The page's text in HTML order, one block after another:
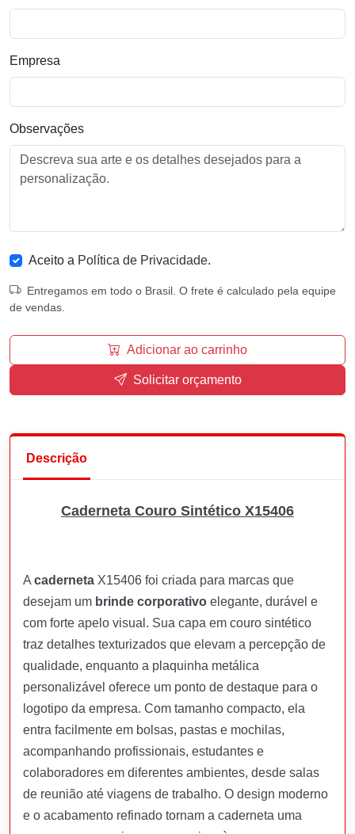
Empresa
Observações
Aceito a Política de Privacidade.
Entregamos em todo o Brasil. O frete é calculado pela equipe
de vendas.
Adicionar ao carrinho
Solicitar orçamento
Descrição
Caderneta Couro Sintético X15406
A caderneta X15406 foi criada para marcas que
desejam um brinde corporativo elegante, durável e
com forte apelo visual. Sua capa em couro sintético
traz detalhes texturizados que elevam a percepção de
qualidade, enquanto a plaquinha metálica
personalizável oferece um ponto de destaque para o
logotipo da empresa. Com tamanho compacto, ela
entra facilmente em bolsas, pastas e mochilas,
acompanhando profissionais, estudantes e
colaboradores em diferentes ambientes, desde salas
de reunião até viagens de trabalho. O design moderno
e o acabamento refinado tornam a caderneta uma